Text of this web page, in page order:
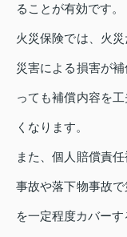
ることが有効です。
火災保険では、火
災害による損害が
っても補償内容を
くなります。
また、個人賠償責
事故や落下物事故
を一定程度カバーす